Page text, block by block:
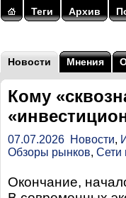
Теги Архив
Новости Мнения
Кому
07.07.2026 Новости,
Обзоры рынков, Сети
Окончание,